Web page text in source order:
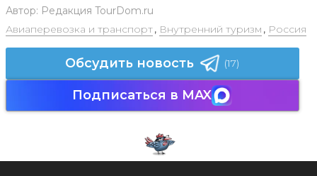
Автор: Редакция TourDom.ru
Авиаперевозка и транспорт, Внутренний туризм , Россия
Обсудить новость (17)
Подписаться в MAX